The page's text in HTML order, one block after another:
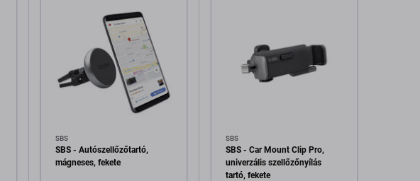
SBS
SBS - Autószellőzőtartó,
mágneses, fekete
SBS
SBS - Car Mount Clip Pro,
univerzális szellőzőnyílás
tartó, fekete